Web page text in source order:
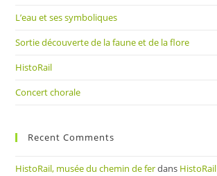
L’eau et ses symboliques
Sortie découverte de la faune et de la flore
HistoRail
Concert chorale
Recent Comments
HistoRail, musée du chemin de ferdans HistoRail